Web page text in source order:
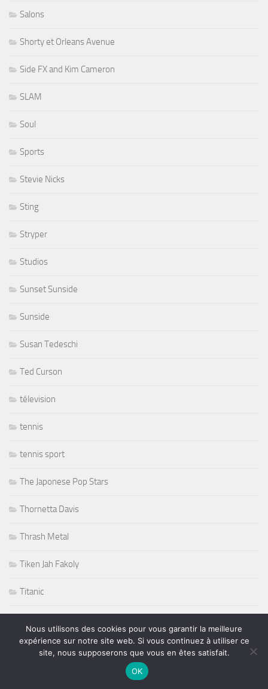
Salons
Shorty et Orleans Avenue
Side FX and Kim Cameron
SLAM
Soul
Sports
Stevie Nicks
Sting
Stryper
Studios
Sunset Sunside
Sunside
Susan Tedeschi
Ted Curson
télevision
tennis
tennis sport
The Japonese Pop Stars
Thornetta Davis
Thrash Metal
Tiken Jah Fakoly
Titanic
Tommy Shaw
Nous utilisons des cookies pour vous garantir la meilleure
expérience sur notre site web. Si vous continuez à utiliser ce
site, nous supposerons que vous en êtes satisfait.
OK